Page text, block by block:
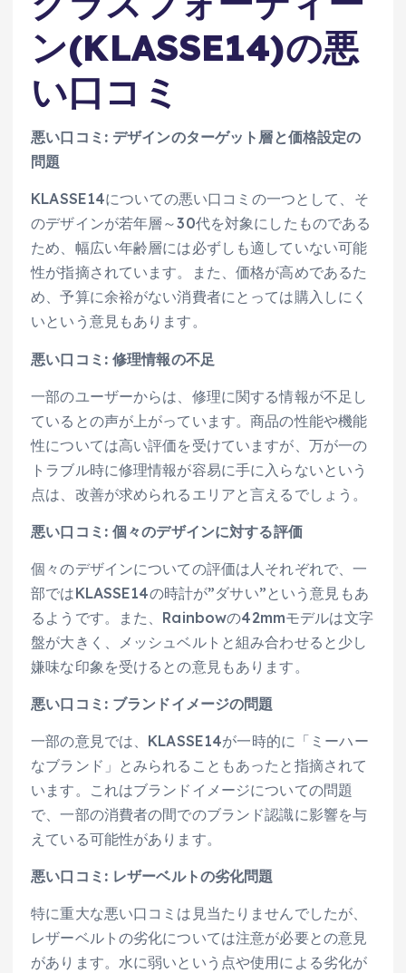
ン(KLASSE14)の悪
い口コミ
悪い口コミ: デザインのターゲット層と価格設定の
問題
KLASSE14についての悪い口コミの一つとして、そ
のデザインが若年層～30代を対象にしたものである
ため、幅広い年齢層には必ずしも適していない可能
性が指摘されています。また、価格が高めであるた
め、予算に余裕がない消費者にとっては購入しにく
いという意見もあります。
悪い口コミ: 修理情報の不足
一部のユーザーからは、修理に関する情報が不足し
ているとの声が上がっています。商品の性能や機能
性については高い評価を受けていますが、万が一の
トラブル時に修理情報が容易に手に入らないという
点は、改善が求められるエリアと言えるでしょう。
悪い口コミ: 個々のデザインに対する評価
個々のデザインについての評価は人それぞれで、一
部ではKLASSE14の時計が”ダサい”という意見もあ
るようです。また、Rainbowの42mmモデルは文字
盤が大きく、メッシュベルトと組み合わせると少し
嫌味な印象を受けるとの意見もあります。
悪い口コミ: ブランドイメージの問題
一部の意見では、KLASSE14が一時的に「ミーハー
なブランド」とみられることもあったと指摘されて
います。これはブランドイメージについての問題
で、一部の消費者の間でのブランド認識に影響を与
えている可能性があります。
悪い口コミ: レザーベルトの劣化問題
特に重大な悪い口コミは見当たりませんでしたが、
レザーベルトの劣化については注意が必要との意見
があります。水に弱いという点や使用による劣化が